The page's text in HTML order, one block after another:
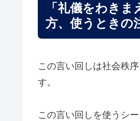
「礼儀をわき
方、使うときの
この言い回しは社会秩
す。
この言い回しを使うシ